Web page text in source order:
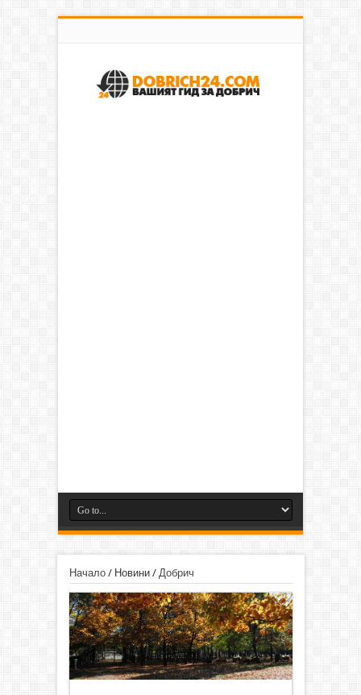
Начало/ Новини/ Добрич